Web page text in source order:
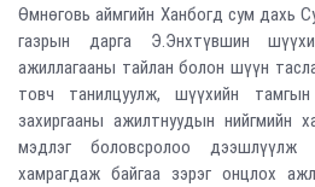
Өмнөговь аймгийн Ханбогд сум дахь
газрын дарга Э.Энхтүвшин
ажиллагааны тайлан болон шүүн
товч танилцуулж, шүүхийн
захиргааны ажилтнуудын нийгмийн
мэдлэг боловсролоо дээшлүүлж
хамрагдаж байгаа зэрэг онцлох